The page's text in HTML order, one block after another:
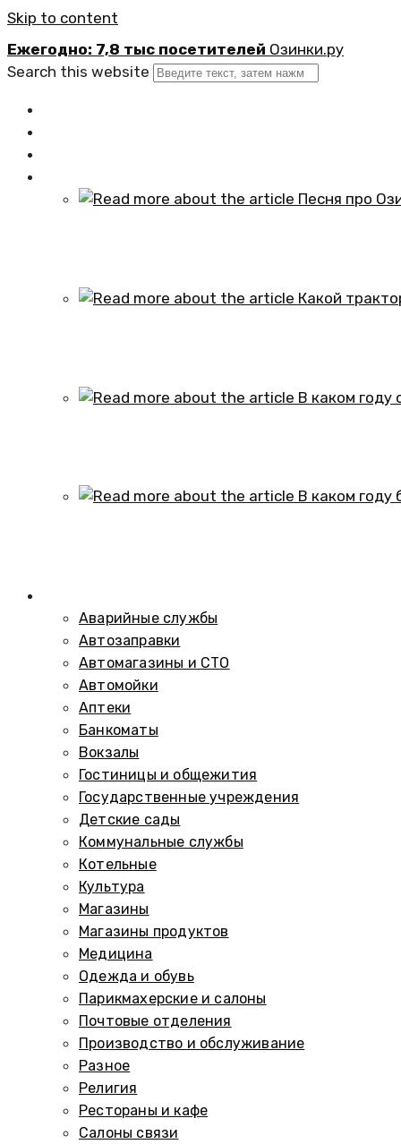
Skip to content
Ежегодно: 7,8 тыс посетителей Озинки.ру
Search this website
Аварийные службы
Автозаправки
Автомагазины и СТО
Автомойки
Аптеки
Банкоматы
Вокзалы
Гостиницы и общежития
Государственные учреждения
Детские сады
Коммунальные службы
Котельные
Культура
Магазины
Магазины продуктов
Медицина
Одежда и обувь
Парикмахерские и салоны
Почтовые отделения
Производство и обслуживание
Разное
Религия
Рестораны и кафе
Салоны связи